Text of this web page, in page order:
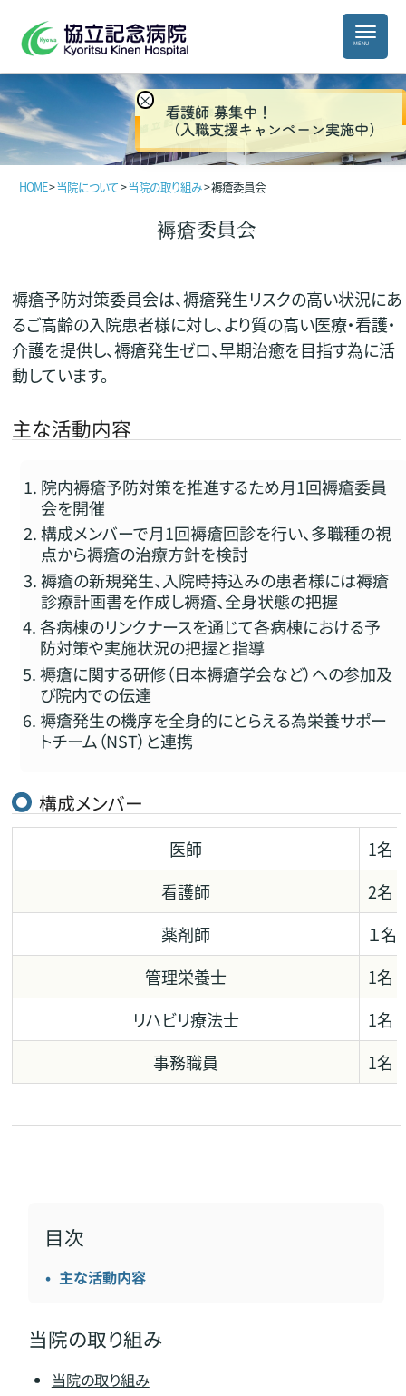
HOME>当院について>当院の取り組み>褥瘡委員会
褥瘡委員会
褥瘡予防対策委員会は、褥瘡発生リスクの高い状況にあ
るご高齢の入院患者様に対し、より質の高い医療・看護・
介護を提供し、褥瘡発生ゼロ、早期治癒を目指す為に活
動しています。
主な活動内容
院内褥瘡予防対策を推進するため月1回褥瘡委員
会を開催
構成メンバーで月1回褥瘡回診を行い、多職種の視
点から褥瘡の治療方針を検討
褥瘡の新規発生、入院時持込みの患者様には褥瘡
診療計画書を作成し褥瘡、全身状態の把握
各病棟のリンクナースを通じて各病棟における予
防対策や実施状況の把握と指導
褥瘡に関する研修（日本褥瘡学会など）への参加及
び院内での伝達
褥瘡発生の機序を全身的にとらえる為栄養サポー
トチーム（NST）と連携
構成メンバー
医師
1名
看護師
2名
薬剤師
１名
管理栄養士
1名
リハビリ療法士
1名
事務職員
1名
目次
主な活動内容
当院の取り組み
当院の取り組み
×
看護師 募集中！
（入職支援キャンペーン実施中）